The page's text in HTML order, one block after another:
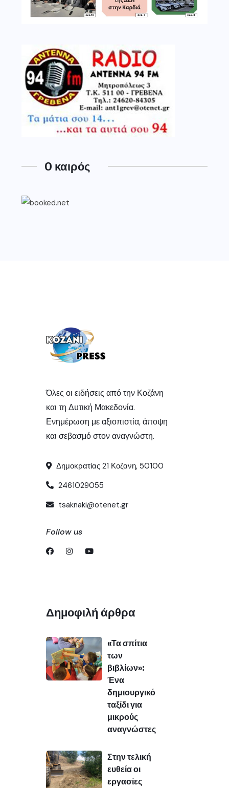
O καιρός
Όλες οι ειδήσεις από την Κοζάνη
και τη Δυτική Μακεδονία.
Ενημέρωση με αξιοπιστία, άποψη
και σεβασμό στον αναγνώστη.
Δημοκρατίας 21 Κοζανη, 50100
2461029055
tsaknaki@otenet.gr
Follow us
Δημοφιλή άρθρα
«Τα σπίτια
των
βιβλίων»:
Ένα
δημιουργικό
ταξίδι για
μικρούς
αναγνώστες
Στην τελική
ευθεία οι
εργασίες